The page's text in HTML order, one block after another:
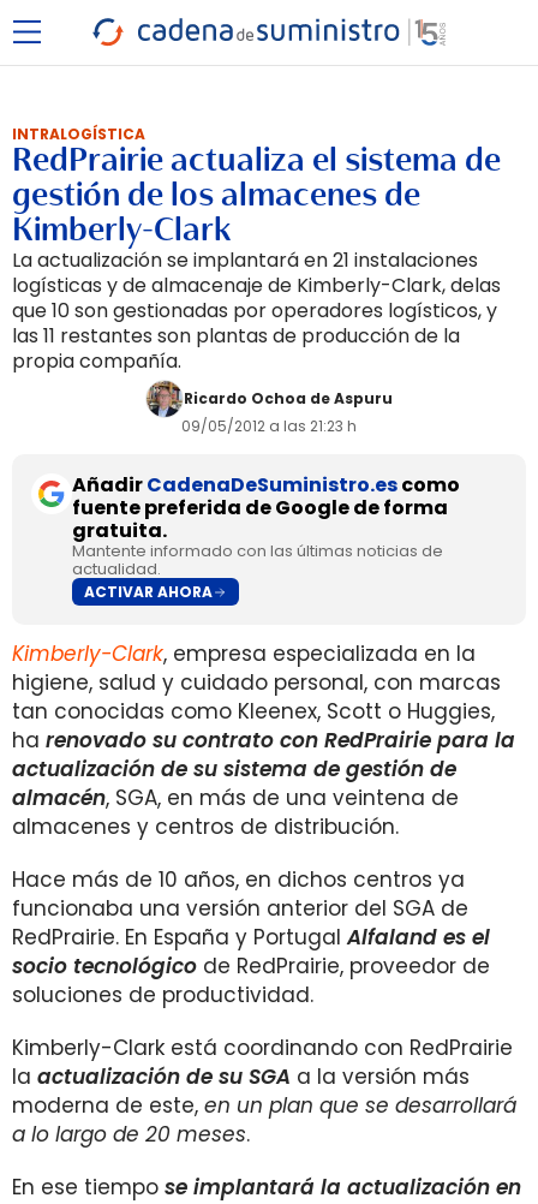
INTRALOGÍSTICA
RedPrairie actualiza el sistema de
gestión de los almacenes de
Kimberly-Clark
La actualización se implantará en 21 instalaciones
logísticas y de almacenaje de Kimberly-Clark, delas
que 10 son gestionadas por operadores logísticos, y
las 11 restantes son plantas de producción de la
propia compañía.
Ricardo Ochoa de Aspuru
09/05/2012 a las 21:23 h
AñadirCadenaDeSuministro.escomo
fuente preferida de Google de forma
gratuita.
Mantente informado con las últimas noticias de
actualidad.
ACTIVAR AHORA
Kimberly-Clark, empresa especializada en la
higiene, salud y cuidado personal, con marcas
tan conocidas como Kleenex, Scott o Huggies,
ha renovado su contrato con RedPrairie para la
actualización de su sistema de gestión de
almacén, SGA, en más de una veintena de
almacenes y centros de distribución.
Hace más de 10 años, en dichos centros ya
funcionaba una versión anterior del SGA de
RedPrairie. En España y PortugalAlfaland es el
socio tecnológico de RedPrairie, proveedor de
soluciones de productividad.
Kimberly-Clark está coordinando con RedPrairie
la actualización de su SGA a la versión más
moderna de este, en un plan que se desarrollará
a lo largo de 20 meses.
En ese tiempo se implantará la actualización en